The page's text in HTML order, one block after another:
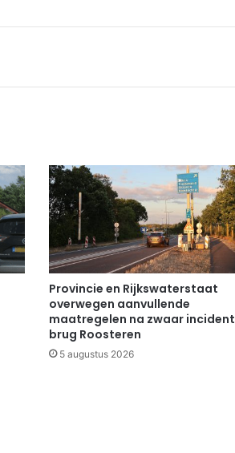
Provincie en Rijkswaterstaat
overwegen aanvullende
maatregelen na zwaar incident
brug Roosteren
5 augustus 2026